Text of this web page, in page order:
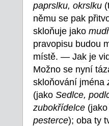
paprslku, okrslku
němu se pak
skloňuje jako
pravopisu budou
místě. — Jak je
Možno se nyní
skloňování jména
(jako Sedlce,
zubokřídelce
pesterce); oba ty